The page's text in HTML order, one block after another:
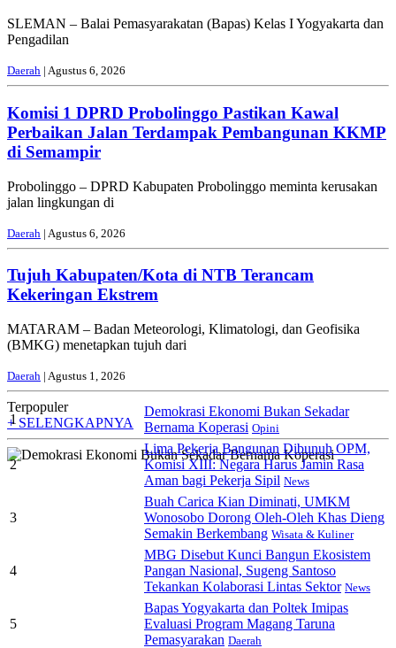
SLEMAN – Balai Pemasyarakatan (Bapas) Kelas I Yogyakarta dan
Pengadilan
Daerah | Agustus 6, 2026
Komisi 1 DPRD Probolinggo Pastikan Kawal
Perbaikan Jalan Terdampak Pembangunan KKMP
di Semampir
Probolinggo – DPRD Kabupaten Probolinggo meminta kerusakan
jalan lingkungan di
Daerah | Agustus 6, 2026
Tujuh Kabupaten/Kota di NTB Terancam
Kekeringan Ekstrem
MATARAM – Badan Meteorologi, Klimatologi, dan Geofisika
(BMKG) menetapkan tujuh dari
Daerah | Agustus 1, 2026
Terpopuler
+ SELENGKAPNYA
1
Demokrasi Ekonomi Bukan Sekadar
Bernama Koperasi Opini
2
Lima Pekerja Bangunan Dibunuh OPM,
Komisi XIII: Negara Harus Jamin Rasa
Aman bagi Pekerja Sipil News
3
Buah Carica Kian Diminati, UMKM
Wonosobo Dorong Oleh-Oleh Khas Dieng
Semakin Berkembang Wisata & Kuliner
4
MBG Disebut Kunci Bangun Ekosistem
Pangan Nasional, Sugeng Santoso
Tekankan Kolaborasi Lintas Sektor News
5
Bapas Yogyakarta dan Poltek Imipas
Evaluasi Program Magang Taruna
Pemasyarakan Daerah